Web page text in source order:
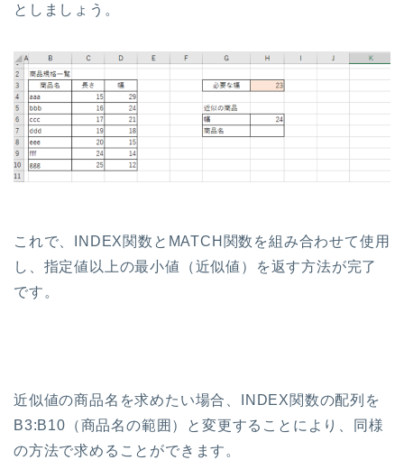
としましょう。
これで、INDEX関数とMATCH関数を組み合わせて使用
し、指定値以上の最小値（近似値）を返す方法が完了
です。
近似値の商品名を求めたい場合、INDEX関数の配列を
B3:B10（商品名の範囲）と変更することにより、同様
の方法で求めることができます。